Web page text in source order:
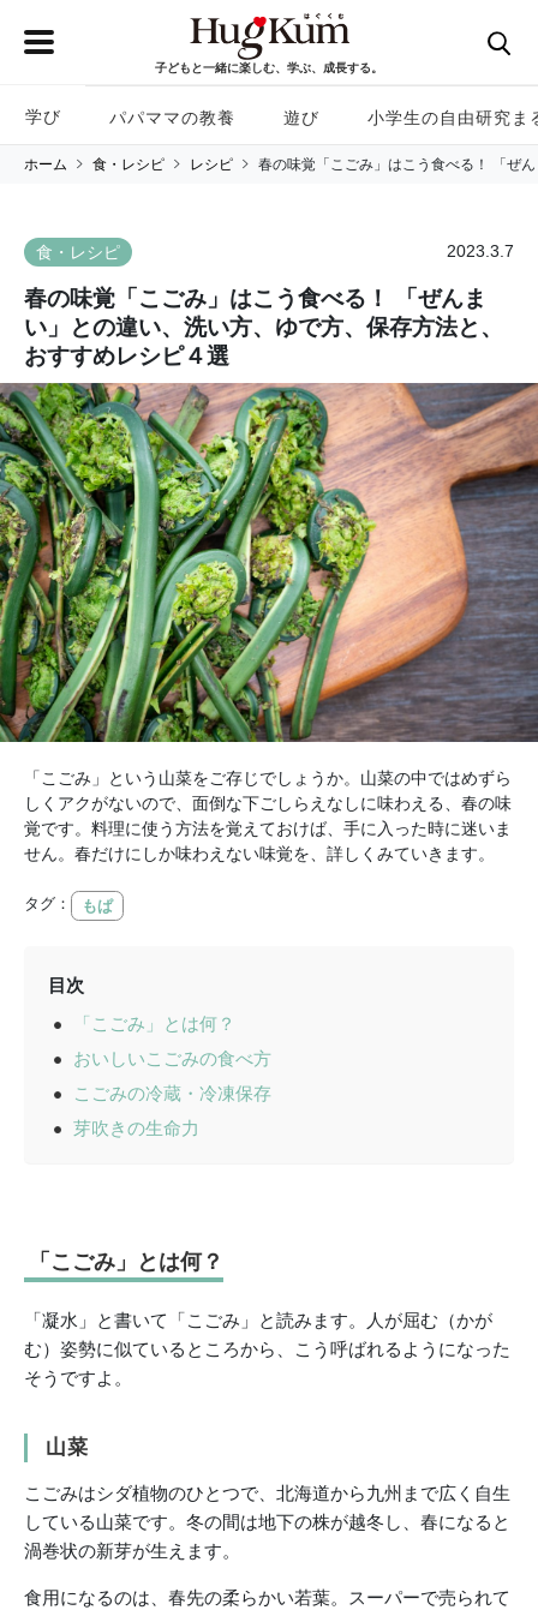
子どもと一緒に楽しむ、学ぶ、成長する。
学び パパママの教養 遊び 小学生の自由研究ま
ホーム 食・レシピ レシピ 春の味覚「こごみ」はこう食べる！ 「ぜ
食・レシピ 2023.3.7
春の味覚「こごみ」はこう食べる！ 「ぜんま
い」との違い、洗い方、ゆで方、保存方法と、
おすすめレシピ４選
「こごみ」という山菜をご存じでしょうか。山菜の中ではめずら
しくアクがないので、面倒な下ごしらえなしに味わえる、春の味
覚です。料理に使う方法を覚えておけば、手に入った時に迷いま
せん。春だけにしか味わえない味覚を、詳しくみていきます。
タグ： もぱ
目次
「こごみ」とは何？
おいしいこごみの食べ方
こごみの冷蔵・冷凍保存
芽吹きの生命力
「こごみ」とは何？
「凝水」と書いて「こごみ」と読みます。人が屈む（かが
む）姿勢に似ているところから、こう呼ばれるようになった
そうですよ。
山菜
こごみはシダ植物のひとつで、北海道から九州まで広く自生
している山菜です。冬の間は地下の株が越冬し、春になると
渦巻状の新芽が生えます。
食用になるのは、春先の柔らかい若葉。スーパーで売られて